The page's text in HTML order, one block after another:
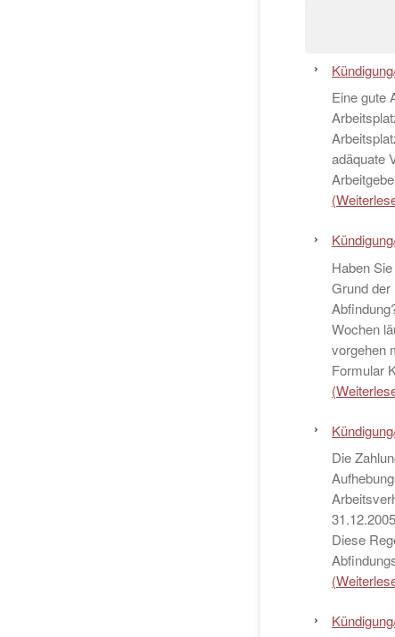
Eine gute
adäquate
Haben
Grund der
Wochen
vorgehen
Formular
Die
Diese